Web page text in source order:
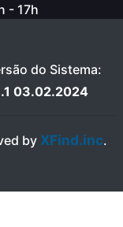
- 17h
do Sistema:
03.02.2024
by XFind.inc.